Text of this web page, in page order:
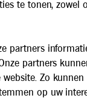
te tonen, zowel
partners
partners
Zo kunnen
op uw